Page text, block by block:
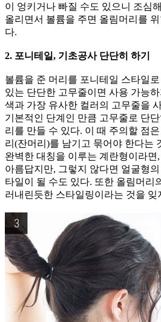
이 엉키거나 빠질 수도 있으니 조심
올리면서 볼륨을 주면 올림머리를
다.
2. 포니테일, 기초공사 단단히 하기
볼륨을 준 머리를 포니테일 스타일
있는 단단한 고무줄이면 사용 가능
색과 가장 유사한 컬러의 고무줄을
기본적인 단계인 만큼 고무줄로 단
리를 만들 수 있다. 이 때 주의할 점
리(잔머리)를 남기고 묶어야 한다는
완벽한 대칭을 이루는 계란형이라면
아름답지만, 그렇지 않다면 얼굴형
타일이 될 수도 있다. 또한 올림머리
러내린듯한 스타일링이라는 것을 잊